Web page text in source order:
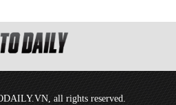
all rights reserved.